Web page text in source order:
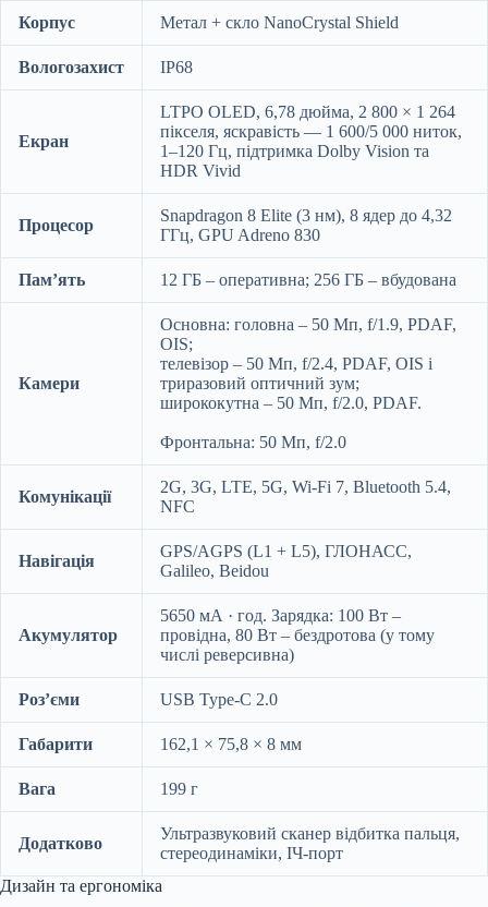
Корпус Метал + скло NanoCrystal Shield
Вологозахист IP68
Екран
LTPO OLED, 6,78 дюйма, 2 800 × 1 264
пікселя, яскравість — 1 600/5 000 ниток,
1–120 Гц, підтримка Dolby Vision та
HDR Vivid
Процесор
Snapdragon 8 Elite (3 нм), 8 ядер до 4,32
ГГц, GPU Adreno 830
Пам’ять 12 ГБ – оперативна; 256 ГБ – вбудована
Камери
Основна: головна – 50 Мп, f/1.9, PDAF,
OIS;
телевізор – 50 Мп, f/2.4, PDAF, OIS і
триразовий оптичний зум;
ширококутна – 50 Мп, f/2.0, PDAF.
Фронтальна: 50 Мп, f/2.0
Комунікації
2G, 3G, LTE, 5G, Wi-Fi 7, Bluetooth 5.4,
NFC
Навігація
GPS/AGPS (L1 + L5), ГЛОНАСС,
Galileo, Beidou
Акумулятор
5650 мА · год. Зарядка: 100 Вт –
провідна, 80 Вт – бездротова (у тому
числі реверсивна)
Роз’єми USB Type-C 2.0
Габарити 162,1 × 75,8 × 8 мм
Вага 199 г
Додатково
Ультразвуковий сканер відбитка пальця,
стереодинаміки, ІЧ-порт
Дизайн та ергономіка